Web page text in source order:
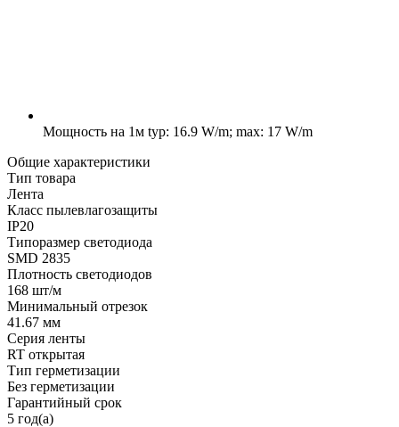
Мощность на 1м typ: 16.9 W/m; max: 17 W/m
Общие характеристики
Тип товара
Лента
Класс пылевлагозащиты
IP20
Типоразмер светодиода
SMD 2835
Плотность светодиодов
168 шт/м
Минимальный отрезок
41.67 мм
Серия ленты
RT открытая
Тип герметизации
Без герметизации
Гарантийный срок
5 год(а)